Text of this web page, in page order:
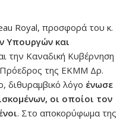
Royal, προσφορά του κ.
Υπουργών και
την Καναδική Κυβέρνηση
Πρόεδρος της ΕΚΜΜ Δρ.
διθυραμβικό λόγο ένωσε
οι οποίοι τον
. Στο αποκορύφωμα της